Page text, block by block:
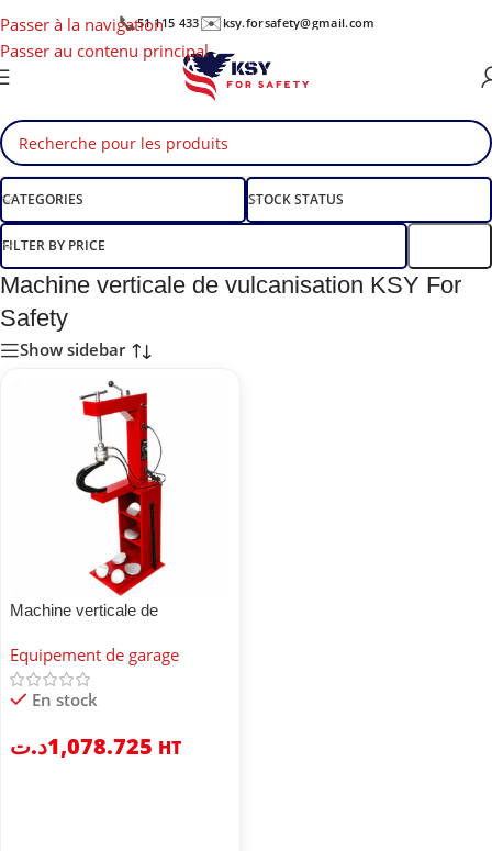
Passer à la navigation
Passer au contenu principal
📞51 115 433✉️ ksy.forsafety@gmail.com
CATEGORIES STOCK STATUS
FILTER BY PRICE
Machine verticale de vulcanisation KSY For
Safety
Show sidebar
Machine verticale de
Equipement de garage
En stock
1,078.725د.ت HT